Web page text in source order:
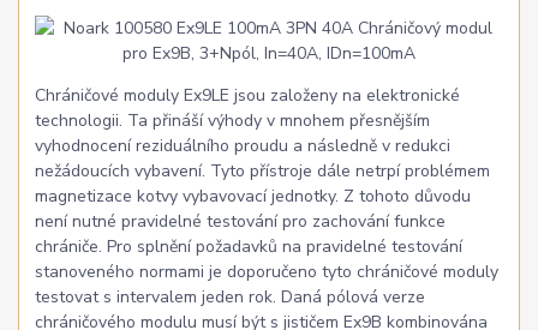
Chráničové moduly Ex9LE jsou založeny na elektronické
technologii. Ta přináší výhody v mnohem přesnějším
vyhodnocení reziduálního proudu a následně v redukci
nežádoucích vybavení. Tyto přístroje dále netrpí problémem
magnetizace kotvy vybavovací jednotky. Z tohoto důvodu
není nutné pravidelné testování pro zachování funkce
chrániče. Pro splnění požadavků na pravidelné testování
stanoveného normami je doporučeno tyto chráničové moduly
testovat s intervalem jeden rok. Daná pólová verze
chráničového modulu musí být s jističem Ex9B kombinována